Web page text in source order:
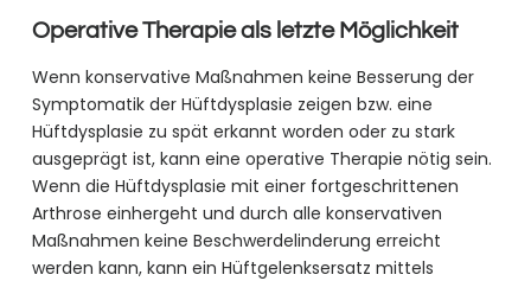
Operative Therapie als letzte Möglichkeit
Wenn konservative Maßnahmen keine Besserung der
Symptomatik der Hüftdysplasie zeigen bzw. eine
Hüftdysplasie zu spät erkannt worden oder zu stark
ausgeprägt ist, kann eine operative Therapie nötig sein.
Wenn die Hüftdysplasie mit einer fortgeschrittenen
Arthrose einhergeht und durch alle konservativen
Maßnahmen keine Beschwerdelinderung erreicht
werden kann, kann ein Hüftgelenksersatz mittels